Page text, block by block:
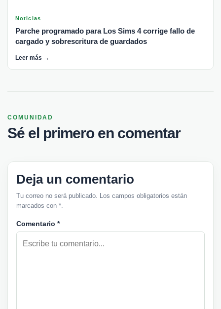
Noticias
Parche programado para Los Sims 4 corrige fallo de
cargado y sobrescritura de guardados
Leer más →
COMUNIDAD
Sé el primero en comentar
Deja un comentario
Tu correo no será publicado. Los campos obligatorios están
marcados con *.
Comentario *